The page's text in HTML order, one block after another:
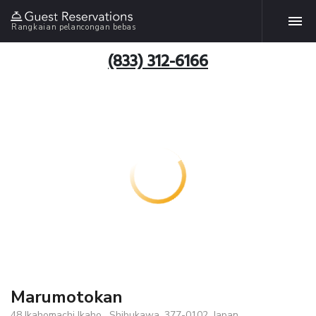
Rangkaian pelancongan bebas
(833) 312-6166
Marumotokan